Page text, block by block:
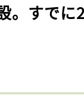
。すでに